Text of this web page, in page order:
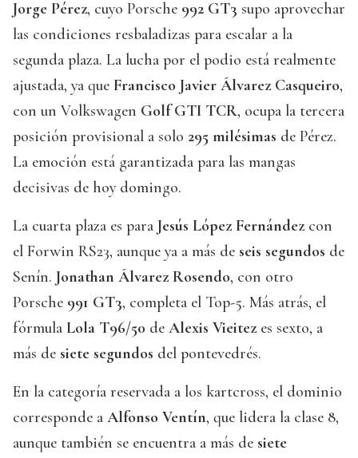
Jorge Pérez, cuyo Porsche 992 GT3 supo aprovechar
las condiciones resbaladizas para escalar a la
segunda plaza. La lucha por el podio está realmente
ajustada, ya que Francisco Javier Álvarez Casqueiro,
con un Volkswagen Golf GTI TCR, ocupa la tercera
posición provisional a solo 295 milésimas de Pérez.
La emoción está garantizada para las mangas
decisivas de hoy domingo.
La cuarta plaza es para Jesús López Fernández con
el Forwin RS23, aunque ya a más de seis segundos de
Senín. Jonathan Álvarez Rosendo, con otro
Porsche 991 GT3, completa el Top-5. Más atrás, el
fórmula Lola T96/50 de Alexis Vieitez es sexto, a
más de siete segundos del pontevedrés.
En la categoría reservada a los kartcross, el dominio
corresponde a Alfonso Ventín, que lidera la clase 8,
aunque también se encuentra a más de siete